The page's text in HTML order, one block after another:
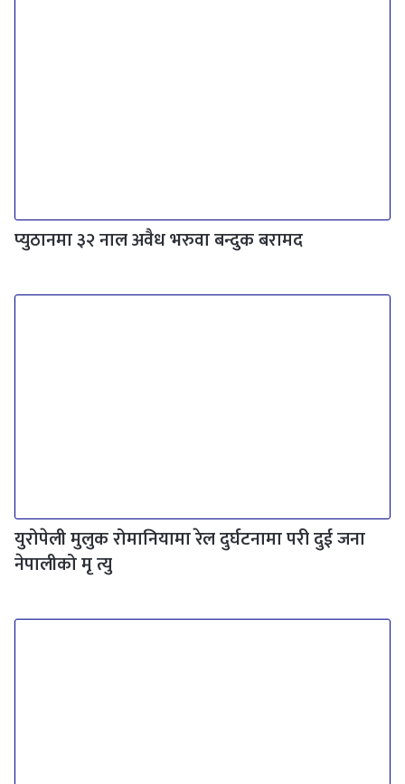
प्युठानमा ३२ नाल अवैध भरुवा बन्दुक बरामद
युरोपेली मुलुक रोमानियामा रेल दुर्घटनामा परी दुई जना
नेपालीको मृ त्यु